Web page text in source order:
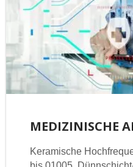
MEDIZINISCHE
Keramische